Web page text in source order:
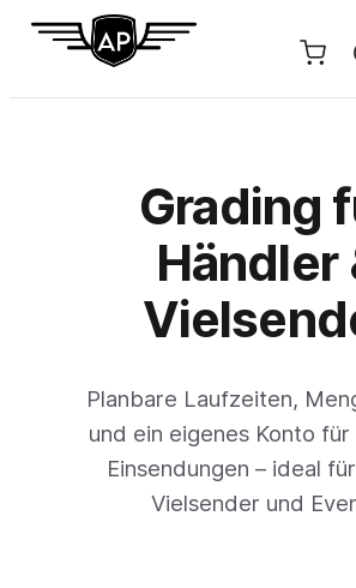
Zum
Grading
Händler
Planbare Laufzeiten,
und ein eigenes Konto
Einsendungen – ideal
Vielsender und